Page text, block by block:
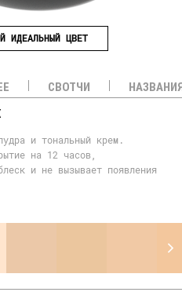
ИДЕАЛЬНЫЙ ЦВЕТ
СВОТЧИ
и тональный крем.
на 12 часов,
и не вызывает появления